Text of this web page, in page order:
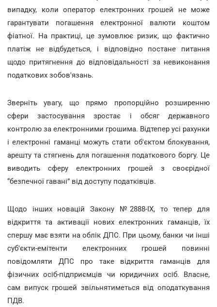
випадку, коли оператор електронних грошей не може
гарантувати погашення електронної валюти коштом
фіатної. На практиці, це зумовлює ризик, що фактично
платіж не відбудеться, і відповідно постане питання
щодо притягнення до відповідальності за невиконання
податкових зобов'язань.
Зверніть увагу, що прямо пропорційно розширенню
сфери застосування зростає і обсяг державного
контролю за електронними грошима. Відтепер усі рахунки
і електронні гаманці можуть стати об'єктом блокування,
арешту та стягнень для погашення податкового боргу. Це
виводить сферу електронних грошей з своєрідної
“безпечної гавані” від доступу податківців.
Щодо інших новацій Закону №2888-ІХ, то тепер для
відкриття та активації нових електронних гаманців, їх
спершу має взяти на облік ДПС. При цьому, банки чи інші
суб'єкти-емітенти електронних грошей повинні
повідомляти ДПС про таке відкриття гаманців для
фізичних осіб-підприємців чи юридичних осіб. Власне,
сам випуск грошей звільнятиметься від оподаткування
ПДВ.